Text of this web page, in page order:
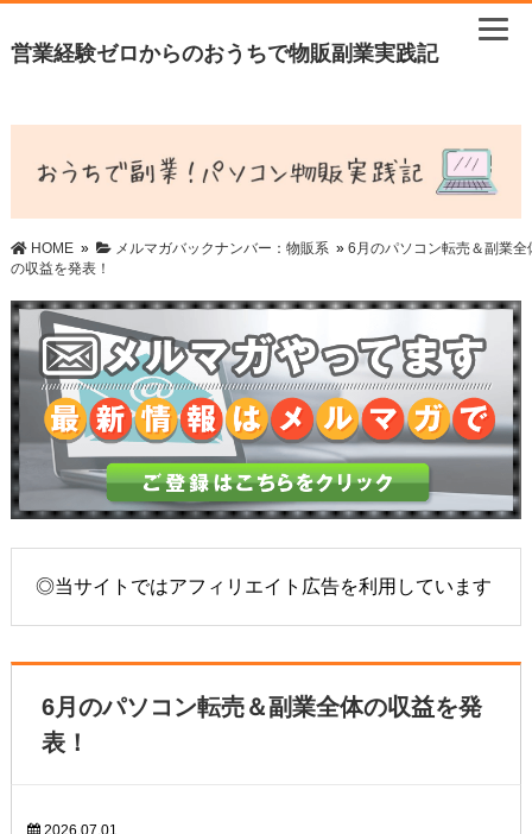
営業経験ゼロからのおうちで物販副業実践記
HOME» メルマガバックナンバー：物販系» 6月のパソコン転売＆副業全
の収益を発表！
◎当サイトではアフィリエイト広告を利用しています
6月のパソコン転売＆副業全体の収益を発
表！
2026.07.01